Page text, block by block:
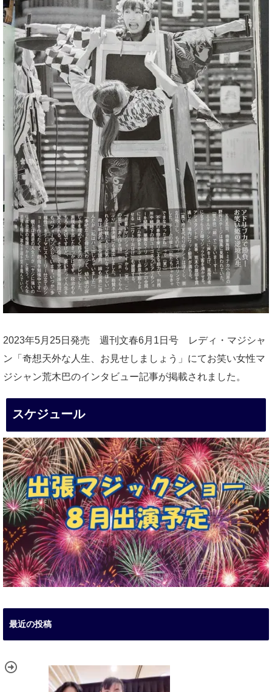
2023年5月25日発売 週刊文春6月1日号 レディ・マジシャ
ン「奇想天外な人生、お見せしましょう」にてお笑い女性マ
ジシャン荒木巴のインタビュー記事が掲載されました。
スケジュール
最近の投稿